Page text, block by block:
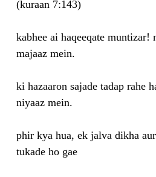
(kuraan 7:143)
kabhee ai haqeeqate muntizar!
majaaz mein.
ki hazaaron sajade tadap rahe
niyaaz mein.
phir kya hua, ek jalva dikha
tukade ho gae